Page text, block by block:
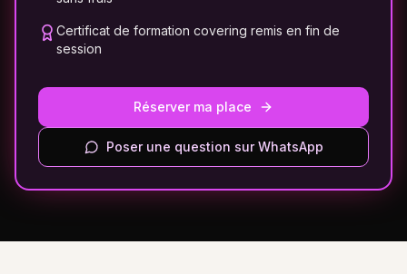
Certificat de formation covering remis en fin de
session
Réserver ma place
Poser une question sur WhatsApp